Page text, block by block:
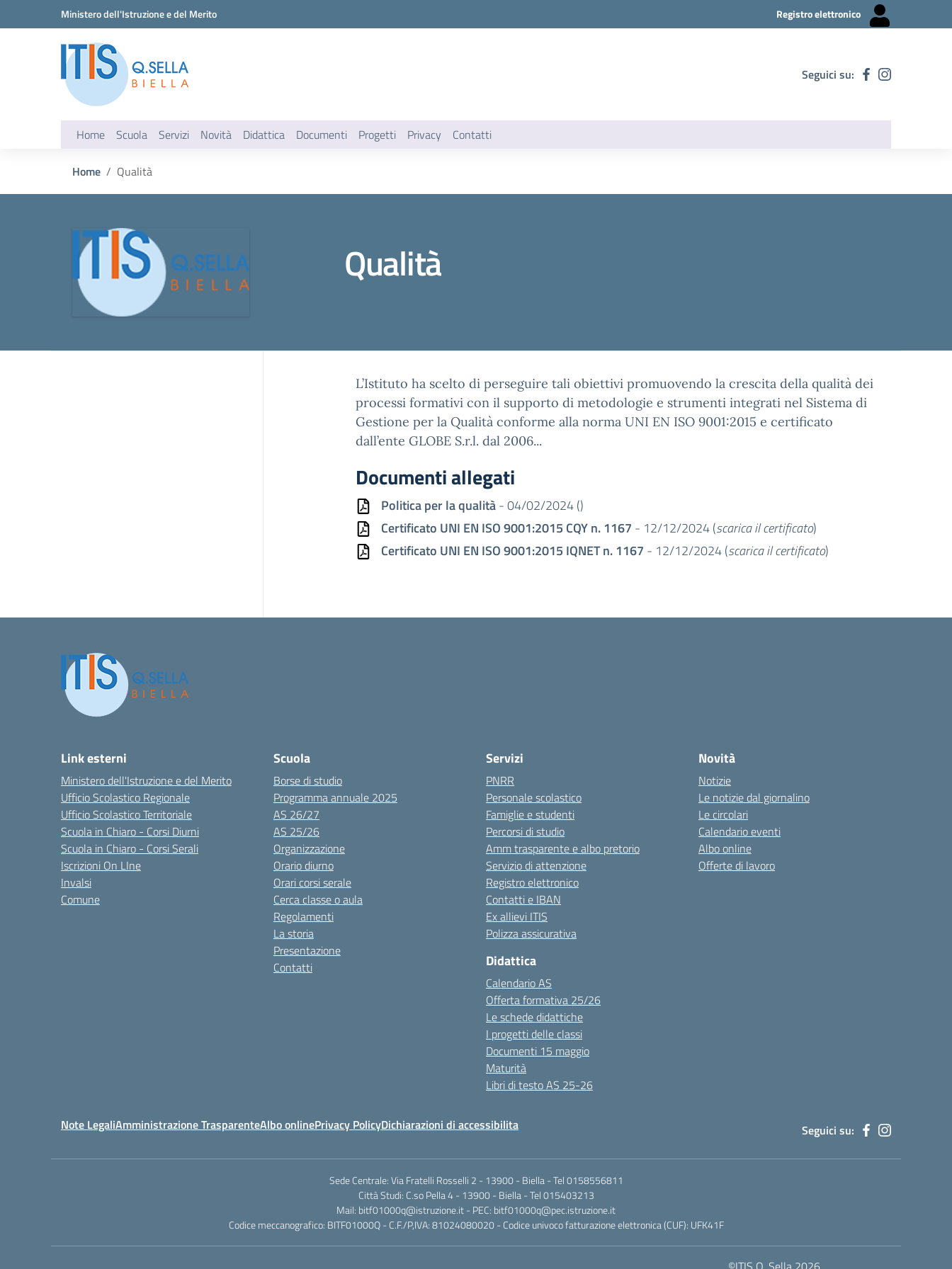
Vai ai contenuti
Vai al menu di navigazioneMinistero dell'Istruzione e del Merito Registro elettronico
Seguici su:
Home Scuola Servizi Novità Didattica Documenti Progetti Privacy Contatti
Home Qualità
Qualità
L’Istituto ha scelto di perseguire tali obiettivi promuovendo la crescita della qualità dei
processi formativi con il supporto di metodologie e strumenti integrati nel Sistema di
Gestione per la Qualità conforme alla norma UNI EN ISO 9001:2015 e certificato
dall’ente GLOBE S.r.l. dal 2006...
Documenti allegati
Politica per la qualità- 04/02/2024 ()
Certificato UNI EN ISO 9001:2015 CQY n. 1167 - 12/12/2024 (scarica il certificato)
Certificato UNI EN ISO 9001:2015 IQNET n. 1167 - 12/12/2024 (scarica il certificato)
Link esterni
Ministero dell'Istruzione e del Merito
Ufficio Scolastico Regionale
Ufficio Scolastico Territoriale
Scuola in Chiaro - Corsi Diurni
Scuola in Chiaro - Corsi Serali
Iscrizioni On LIne
Invalsi
Comune
Scuola
Borse di studio
Programma annuale 2025
AS 26/27
AS 25/26
Organizzazione
Orario diurno
Orari corsi serale
Cerca classe o aula
Regolamenti
La storia
Presentazione
Contatti
Servizi
PNRR
Personale scolastico
Famiglie e studenti
Percorsi di studio
Amm trasparente e albo pretorio
Servizio di attenzione
Registro elettronico
Contatti e IBAN
Ex allievi ITIS
Polizza assicurativa
Didattica
Calendario AS
Offerta formativa 25/26
Le schede didattiche
I progetti delle classi
Documenti 15 maggio
Maturità
Libri di testo AS 25-26
Novità
Notizie
Le notizie dal giornalino
Le circolari
Calendario eventi
Albo online
Offerte di lavoro
Note LegaliAmministrazione TrasparenteAlbo onlinePrivacy PolicyDichiarazioni di accessibilita Seguici su:
Sede Centrale: Via Fratelli Rosselli 2 - 13900 - Biella - Tel 0158556811
Città Studi: C.so Pella 4 - 13900 - Biella - Tel 015403213
Mail: bitf01000q@istruzione.it- PEC: bitf01000q@pec.istruzione.it
Codice meccanografico: BITF01000Q - C.F./P,IVA: 81024080020 - Codice univoco fatturazione elettronica (CUF): UFK41F